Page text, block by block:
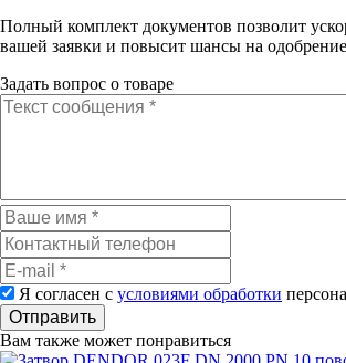
Полный комплект документов позволит
вашей заявки и повысит шансы на
Задать вопрос о товаре
Я согласен с условиями обработки
Отправить
Вам также может понравиться